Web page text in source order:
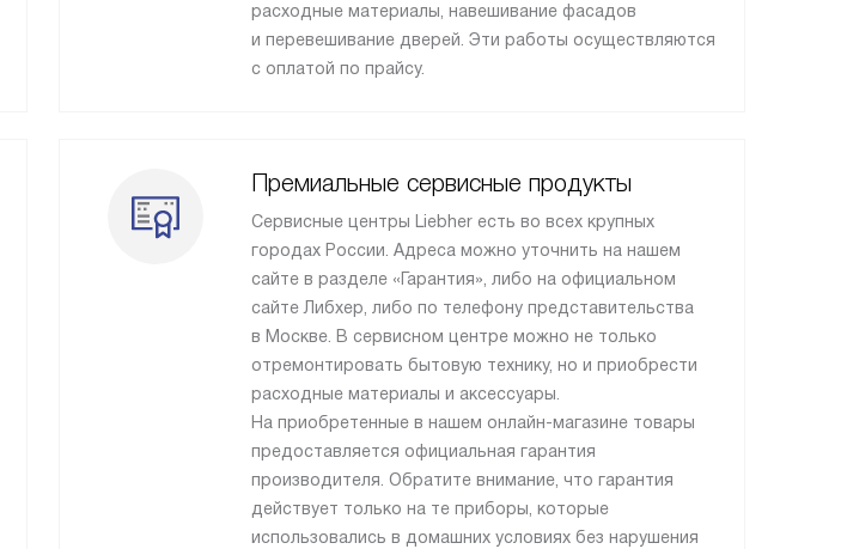
расходные материалы, навешивание фасадов
и перевешивание дверей. Эти работы осуществляются
с оплатой по прайсу.
Премиальные сервисные продукты
Сервисные центры Liebher есть во всех крупных
городах России. Адреса можно уточнить на нашем
сайте в разделе «Гарантия», либо на официальном
сайте Либхер, либо по телефону представительства
в Москве. В сервисном центре можно не только
отремонтировать бытовую технику, но и приобрести
расходные материалы и аксессуары.
На приобретенные в нашем онлайн-магазине товары
предоставляется официальная гарантия
производителя. Обратите внимание, что гарантия
действует только на те приборы, которые
использовались в домашних условиях без нарушения